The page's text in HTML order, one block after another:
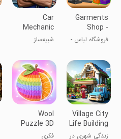
Garments
Shop -
Simulator
Game
فروشگاه لباس -
Car
Mechanic
Shop
Simulator
شبیه‌ساز
۳D
Village City
Life Building
زندگی شهری در
Wool
Puzzle 3D
فکری